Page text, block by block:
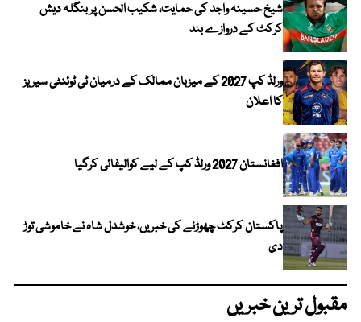
شیخ حسینہ واجد کی حمایت، شکیب الحسن پر بنگلہ دیش
کرکٹ کے دروازے بند
ورلڈ کپ 2027 کے میزبان ممالک کے درمیان ٹی ٹوئنٹی سیریز
کا اعلان
افغانستان 2027 ورلڈ کپ کے لیے کوالیفائی کرگیا
پاکستان کرکٹ چھوڑنے کی خبریں، خوشدل شاہ نے خاموشی توڑ
دی
مقبول ترین خبریں